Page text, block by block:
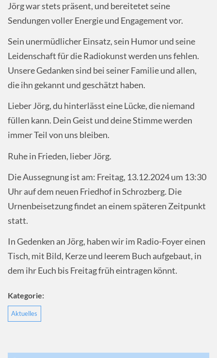
Jörg war stets präsent, und bereitetet seine
Sendungen voller Energie und Engagement vor.
Sein unermüdlicher Einsatz, sein Humor und seine
Leidenschaft für die Radiokunst werden uns fehlen.
Unsere Gedanken sind bei seiner Familie und allen,
die ihn gekannt und geschätzt haben.
Lieber Jörg, du hinterlässt eine Lücke, die niemand
füllen kann. Dein Geist und deine Stimme werden
immer Teil von uns bleiben.
Ruhe in Frieden, lieber Jörg.
Die Aussegnung ist am: Freitag, 13.12.2024 um 13:30
Uhr auf dem neuen Friedhof in Schrozberg. Die
Urnenbeisetzung findet an einem späteren Zeitpunkt
statt.
In Gedenken an Jörg, haben wir im Radio-Foyer einen
Tisch, mit Bild, Kerze und leerem Buch aufgebaut, in
dem ihr Euch bis Freitag früh eintragen könnt.
Kategorie:
Aktuelles